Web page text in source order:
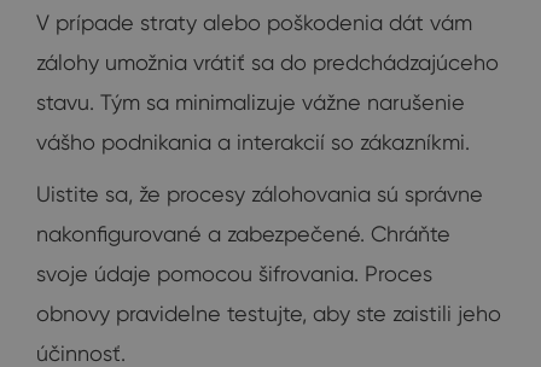
V prípade straty alebo poškodenia dát vám
zálohy umožnia vrátiť sa do predchádzajúceho
stavu. Tým sa minimalizuje vážne narušenie
vášho podnikania a interakcií so zákazníkmi.
Uistite sa, že procesy zálohovania sú správne
nakonfigurované a zabezpečené. Chráňte
svoje údaje pomocou šifrovania. Proces
obnovy pravidelne testujte, aby ste zaistili jeho
účinnosť.